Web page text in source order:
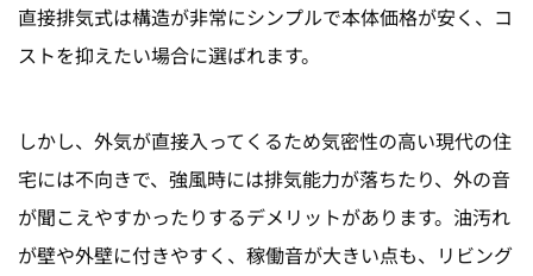
直接排気式は構造が非常にシンプルで本体価格が安く、コ
ストを抑えたい場合に選ばれます。
しかし、外気が直接入ってくるため気密性の高い現代の住
宅には不向きで、強風時には排気能力が落ちたり、外の音
が聞こえやすかったりするデメリットがあります。油汚れ
が壁や外壁に付きやすく、稼働音が大きい点も、リビング